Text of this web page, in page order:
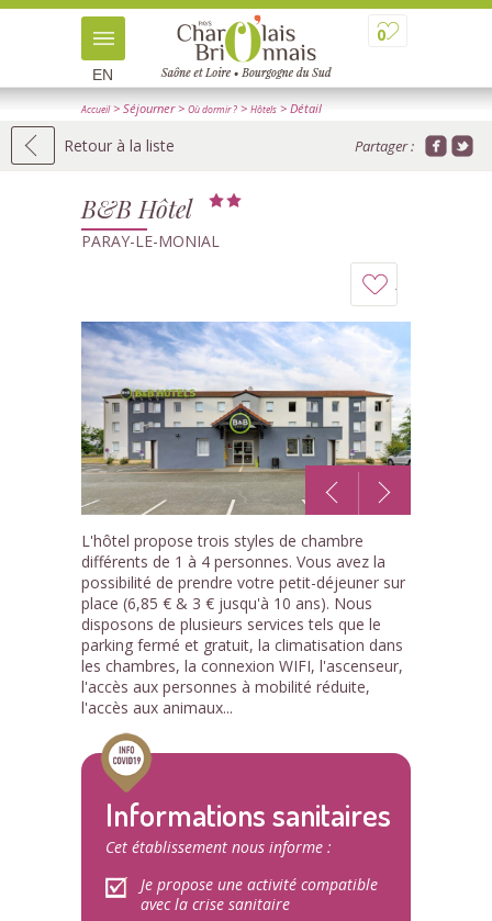
0
EN
Accueil> Séjourner> Où dormir ? > Hôtels > Détail
Retour à la liste Partager :
B&B Hôtel
PARAY-LE-MONIAL
à
mon
carnet
1 /9
L'hôtel propose trois styles de chambre
différents de 1 à 4 personnes. Vous avez la
possibilité de prendre votre petit-déjeuner sur
place (6,85 € & 3 € jusqu'à 10 ans). Nous
disposons de plusieurs services tels que le
parking fermé et gratuit, la climatisation dans
les chambres, la connexion WIFI, l'ascenseur,
l'accès aux personnes à mobilité réduite,
l'accès aux animaux...
Informations sanitaires
Cet établissement nous informe :
Je propose une activité compatible
avec la crise sanitaire